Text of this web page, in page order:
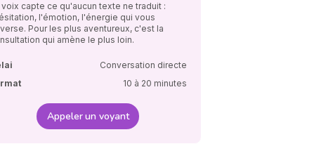
voix capte ce qu'aucun texte ne traduit :
l'émotion, l'énergie qui vous
Pour les plus aventureux, c'est la
qui amène le plus loin.
Conversation directe
10 à 20 minutes
Appeler un voyant